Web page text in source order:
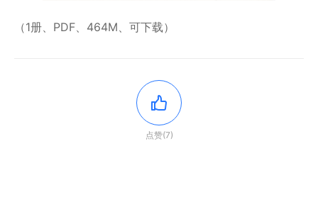
（1册、PDF、464M、可下载）
点赞(7)